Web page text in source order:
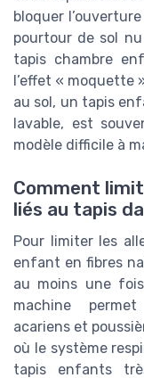
bloquer
pourtour de sol
tapis chambre
l’effet « moquette
au sol, un tapis
lavable, est
modèle difficile à
Comment
liés au tapis
Pour limiter les
enfant en fibres
au moins une
machine
acariens et
où le système
tapis enfants